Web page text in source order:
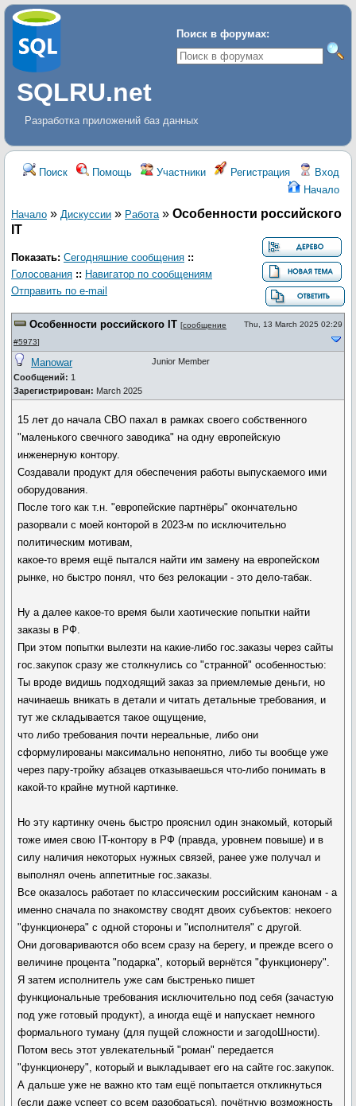
Поиск в форумах:
SQLRU.net
Разработка приложений баз данных
Поиск Помощь Участники Регистрация
Вход
Начало
Начало » Дискуcсии » Работа » Особенности российского
IT
Показать: Сегодняшние сообщения ::
Голосования :: Навигатор по сообщениям
Отправить по e-mail
Особенности российского IT [сообщение
#5973]
Thu, 13 March 2025 02:29
Manowar
Сообщений: 1
Зарегистрирован: March 2025
Junior Member
15 лет до начала СВО пахал в рамках своего собственного
"маленького свечного заводика" на одну европейскую
инженерную контору.
Создавали продукт для обеспечения работы выпускаемого ими
оборудования.
После того как т.н. "европейские партнёры" окончательно
разорвали с моей конторой в 2023-м по исключительно
политическим мотивам,
какое-то время ещё пытался найти им замену на европейском
рынке, но быстро понял, что без релокации - это дело-табак.
Ну а далее какое-то время были хаотические попытки найти
заказы в РФ.
При этом попытки вылезти на какие-либо гос.заказы через сайты
гос.закупок сразу же столкнулись со "странной" особенностью:
Ты вроде видишь подходящий заказ за приемлемые деньги, но
начинаешь вникать в детали и читать детальные требования, и
тут же складывается такое ощущение,
что либо требования почти нереальные, либо они
сформулированы максимально непонятно, либо ты вообще уже
через пару-тройку абзацев отказываешься что-либо понимать в
какой-то крайне мутной картинке.
Но эту картинку очень быстро прояснил один знакомый, который
тоже имея свою IT-контору в РФ (правда, уровнем повыше) и в
силу наличия некоторых нужных связей, ранее уже получал и
выполнял очень аппетитные гос.заказы.
Все оказалось работает по классическим российским канонам - а
именно сначала по знакомству сводят двоих субъектов: некоего
"функционера" с одной стороны и "исполнителя" с другой.
Они договариваются обо всем сразу на берегу, и прежде всего о
величине процента "подарка", который вернётся "функционеру".
Я затем исполнитель уже сам быстренько пишет
функциональные требования исключительно под себя (зачастую
под уже готовый продукт), а иногда ещё и напускает немного
формального туману (для пущей сложности и загодоШности).
Потом весь этот увлекательный "роман" передается
"функционеру", который и выкладывает его на сайте гос.закупок.
А дальше уже не важно кто там ещё попытается откликнуться
(если даже успеет со всем разобраться), почётную возможность